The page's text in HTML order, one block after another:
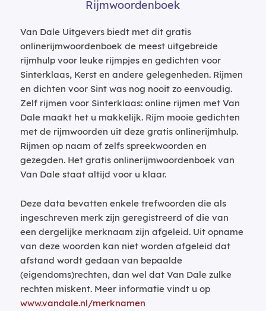
Rijmwoordenboek
Van Dale Uitgevers biedt met dit gratis
onlinerijmwoordenboek de meest uitgebreide
rijmhulp voor leuke rijmpjes en gedichten voor
Sinterklaas, Kerst en andere gelegenheden. Rijmen
en dichten voor Sint was nog nooit zo eenvoudig.
Zelf rijmen voor Sinterklaas: online rijmen met Van
Dale maakt het u makkelijk. Rijm mooie gedichten
met de rijmwoorden uit deze gratis onlinerijmhulp.
Rijmen op naam of zelfs spreekwoorden en
gezegden. Het gratis onlinerijmwoordenboek van
Van Dale staat altijd voor u klaar.
Deze data bevatten enkele trefwoorden die als
ingeschreven merk zijn geregistreerd of die van
een dergelijke merknaam zijn afgeleid. Uit opname
van deze woorden kan niet worden afgeleid dat
afstand wordt gedaan van bepaalde
(eigendoms)rechten, dan wel dat Van Dale zulke
rechten miskent. Meer informatie vindt u op
www.vandale.nl/merknamen